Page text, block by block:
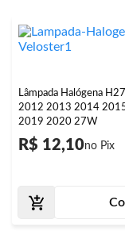
Lâmpada Halógena
2012 2013 2014
2019 2020 27W
R$ 12,10